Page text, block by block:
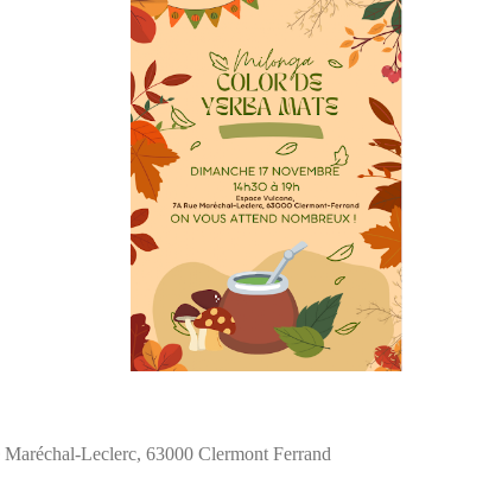
Leclerc, 63000 Clermont Ferrand